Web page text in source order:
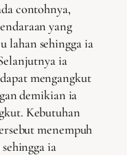
contohnya,
yang
lahan sehingga ia
ia
mengangkut
demikian ia
Kebutuhan
menempuh
ia